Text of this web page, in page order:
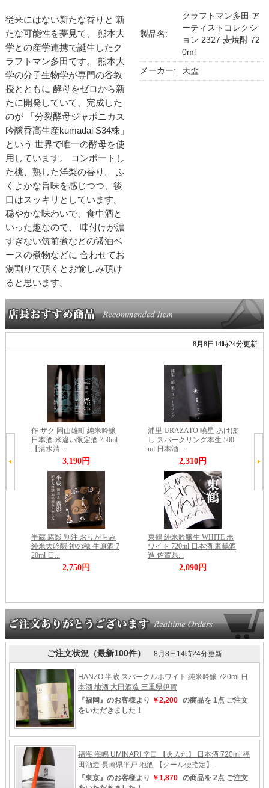
従来にはない新たな香りと 新
たな可能性を夢見て、 熊本大
学との産学連携で誕生したク
ラフトマン多田です。 熊本大
学の分子生物学が専門の谷教
授とともに 酵母をゼロから新
たに開発していて、完成した
のが 「分裂酵母ジャポニカス
吟醸香高生産kumadai S34株」
という 世界で唯一の酵母を使
用しています。 コンポートし
た桃、熟した洋梨の香り。 ふ
くよかな旨味を感じつつ、後
口はスッキリとしています。
穏やかな味わいで、食中酒と
いった趣なので、 味付けが濃
すぎない筑前煮などの醤油ベ
ースの煮物などに 合わせてお
湯割りで頂くとお愉しみ頂け
ると思います。
製品名:
クラフトマン多田 ア
ーティストコレクシ
ョン 2327 麦焼酎 72
0ml
メーカー: 天盃